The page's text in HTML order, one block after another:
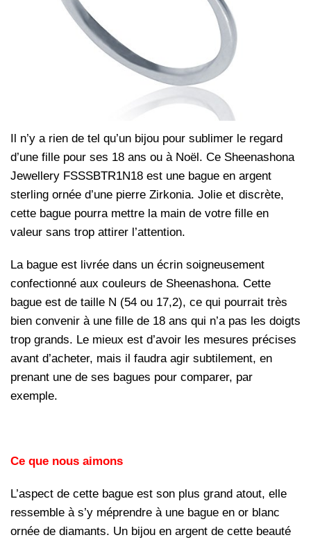
Il n’y a rien de tel qu’un bijou pour sublimer le regard
d’une fille pour ses 18 ans ou à Noël. Ce Sheenashona
Jewellery FSSSBTR1N18 est une bague en argent
sterling ornée d’une pierre Zirkonia. Jolie et discrète,
cette bague pourra mettre la main de votre fille en
valeur sans trop attirer l’attention.
La bague est livrée dans un écrin soigneusement
confectionné aux couleurs de Sheenashona. Cette
bague est de taille N (54 ou 17,2), ce qui pourrait très
bien convenir à une fille de 18 ans qui n’a pas les doigts
trop grands. Le mieux est d’avoir les mesures précises
avant d’acheter, mais il faudra agir subtilement, en
prenant une de ses bagues pour comparer, par
exemple.
Ce que nous aimons
L’aspect de cette bague est son plus grand atout, elle
ressemble à s’y méprendre à une bague en or blanc
ornée de diamants. Un bijou en argent de cette beauté